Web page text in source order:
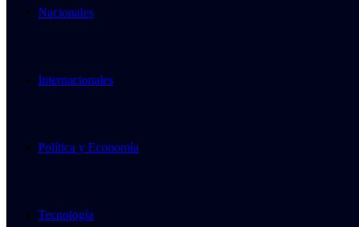
Nacionales
Internacionales
Política y Economía
Tecnología